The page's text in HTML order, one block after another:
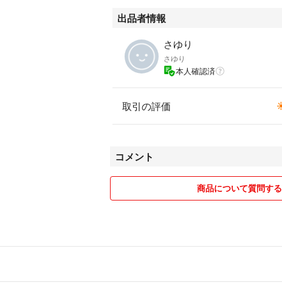
出品者情報
さゆり
さゆり
本人確認済
取引の評価
コメント
商品について質問する